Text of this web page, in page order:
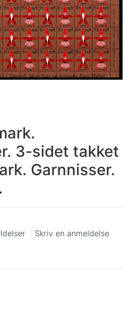
3-sidet takket
Garnnisser.
Skriv en anmeldelse